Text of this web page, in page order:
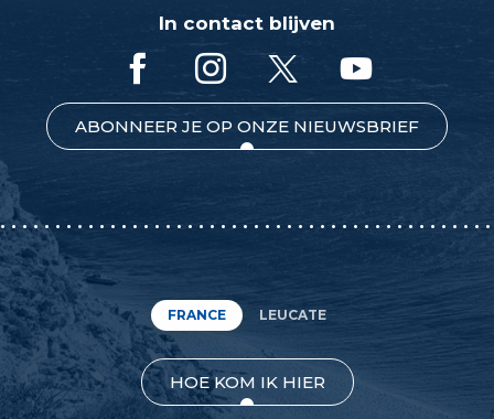
In contact blijven
ABONNEER JE OP ONZE NIEUWSBRIEF
FRANCE LEUCATE
HOE KOM IK HIER